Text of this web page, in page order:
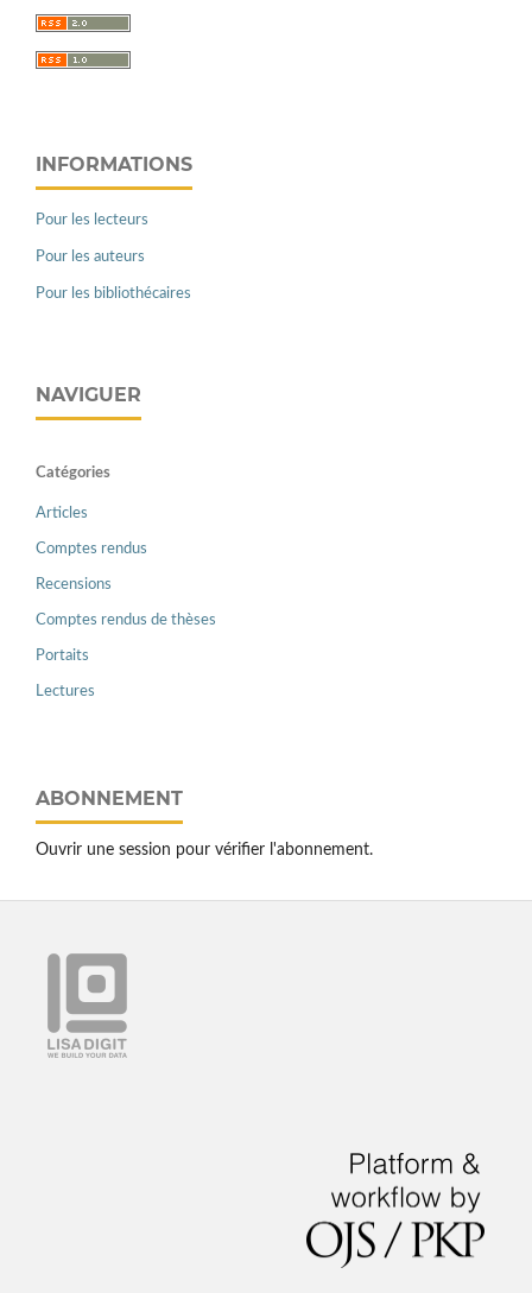
INFORMATIONS
Pour les lecteurs
Pour les auteurs
Pour les bibliothécaires
NAVIGUER
Catégories
Articles
Comptes rendus
Recensions
Comptes rendus de thèses
Portaits
Lectures
ABONNEMENT
Ouvrir une session pour vérifier l'abonnement.